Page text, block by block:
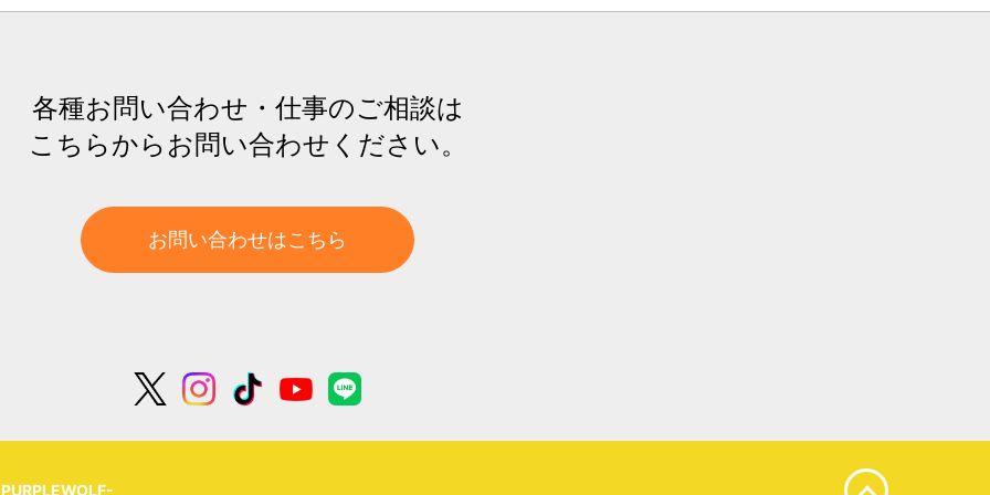
各種お問い合わせ・仕事のご相談は
こちらからお問い合わせください。
お問い合わせはこちら